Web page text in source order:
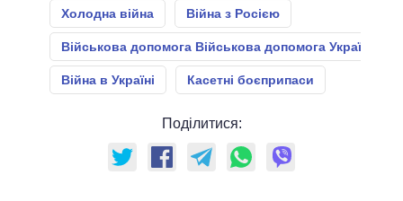
Холодна війна Війна з Росією
Військова допомога Військова допомога Україні
Війна в Україні Касетні боєприпаси
Поділитися: